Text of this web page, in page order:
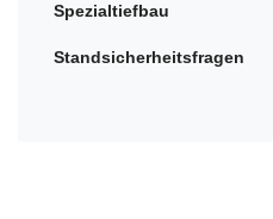
Spezialtiefbau
Standsicherheitsfragen